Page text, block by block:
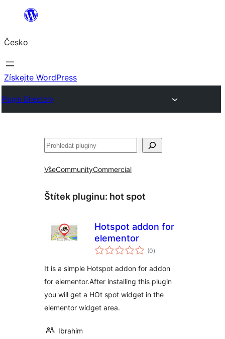
Přeskočit
obsah
Česko
Získejte WordPress
Plugin Directory
Hledat
VšeCommunityCommercial
Štítek pluginu: hot spot
Hotspot addon for
elementor
(0celkové
hodnocení
)
It is a simple Hotspot addon for addon
for elementor.After installing this plugin
you will get a HOt spot widget in the
elementor widget area.
Ibrahim